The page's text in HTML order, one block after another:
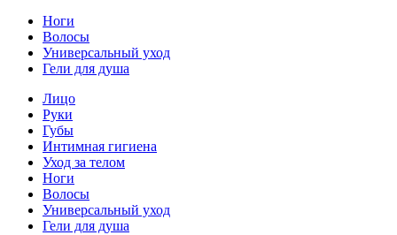
Ноги
Волосы
Универсальный уход
Гели для душа
Лицо
Руки
Губы
Интимная гигиена
Уход за телом
Ноги
Волосы
Универсальный уход
Гели для душа